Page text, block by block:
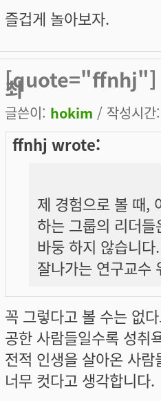
즐겁게 놀아보자.
[quote="ffnhj"]
최
글쓴이: hokim / 작성시
ffnhj wrote:
제 경험으로 볼 때,
하는 그룹의 리더
바둥 하지 않습니
잘나가는 연구교수
꼭 그렇다고 볼 수는 없
공한 사람들일수록 성취
전적 인생을 살아온 사
너무 컷다고 생각합니다.